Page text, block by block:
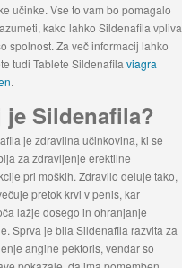
učinke. Vse to vam bo pomagalo
kako lahko Sildenafila vpliva
spolnost. Za več informacij lahko
tudi Tablete Sildenafila viagra
.
je Sildenafila?
je zdravilna učinkovina, ki se
za zdravljenje erektilne
pri moških. Zdravilo deluje tako,
pretok krvi v penis, kar
lažje dosego in ohranjanje
Sprva je bila Sildenafila razvita za
angine pektoris, vendar so